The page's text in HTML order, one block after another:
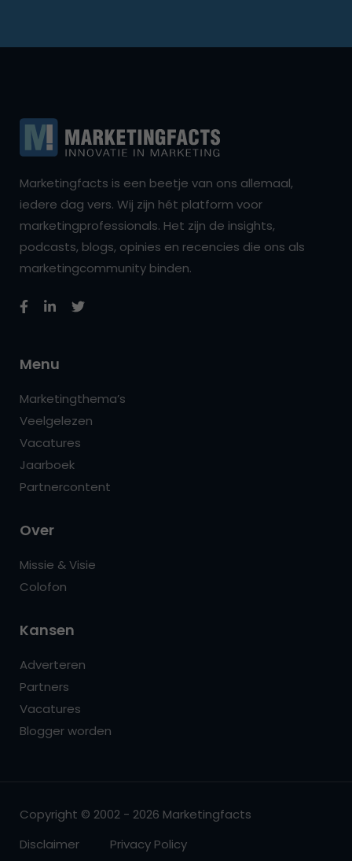
Marketingfacts is een beetje van ons allemaal,
iedere dag vers. Wij zijn hét platform voor
marketingprofessionals. Het zijn de insights,
podcasts, blogs, opinies en recencies die ons als
marketingcommunity binden.
Menu
Marketingthema’s
Veelgelezen
Vacatures
Jaarboek
Partnercontent
Over
Missie & Visie
Colofon
Kansen
Adverteren
Partners
Vacatures
Blogger worden
Copyright © 2002 - 2026 Marketingfacts
Disclaimer
Privacy Policy